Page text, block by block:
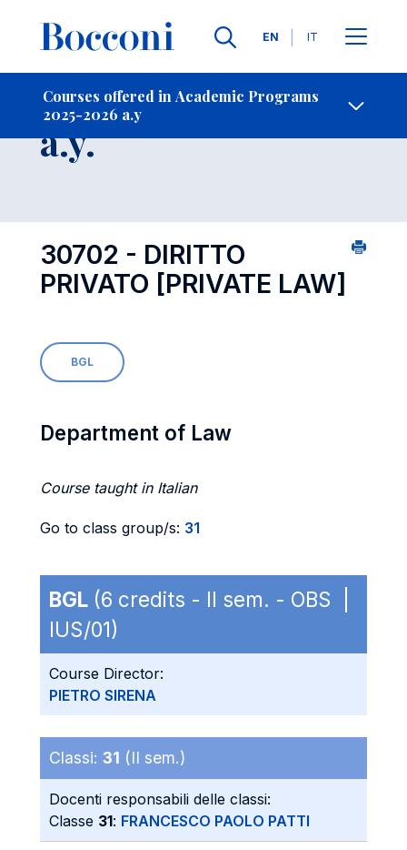
Languages
EN IT
Courses offered in Academic Programs
2025-2026 a.y
- Contact Us
Course 2025-2026
a.y.
30702 - DIRITTO
PRIVATO [PRIVATE LAW]
BGL
Department of Law
Course taught in Italian
Go to class group/s: 31
BGL (6 credits - II sem. - OBS |
IUS/01)
Course Director:
PIETRO SIRENA
Classi: 31 (II sem.)
Docenti responsabili delle classi:
Classe 31: FRANCESCO PAOLO PATTI